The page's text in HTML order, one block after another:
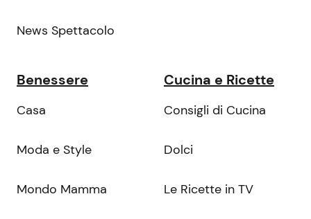
News Spettacolo
Benessere
Casa
Moda e Style
Mondo Mamma
Cucina e Ricette
Consigli di Cucina
Dolci
Le Ricette in TV